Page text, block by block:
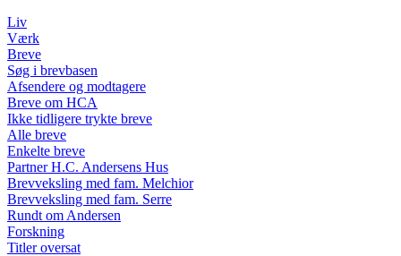
Liv
Værk
Breve
Søg i brevbasen
Afsendere og modtagere
Breve om HCA
Ikke tidligere trykte breve
Alle breve
Enkelte breve
Partner H.C. Andersens Hus
Brevveksling med fam. Melchior
Brevveksling med fam. Serre
Rundt om Andersen
Forskning
Titler oversat